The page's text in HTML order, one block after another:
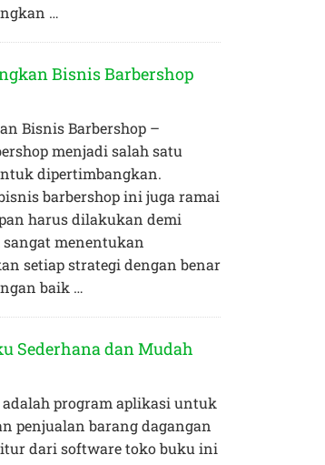
…
Bisnis Barbershop
Bisnis Barbershop –
menjadi salah satu
dipertimbangkan.
barbershop ini juga ramai
harus dilakukan demi
menentukan
setiap strategi dengan benar
baik …
Sederhana dan Mudah
program aplikasi untuk
penjualan barang dagangan
dari software toko buku ini